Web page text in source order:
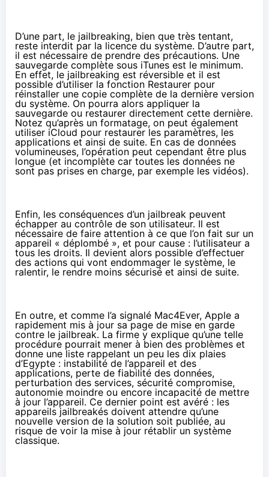
D’une part, le jailbreaking, bien que très tentant,
reste interdit par la licence du système. D’autre part,
il est nécessaire de prendre des précautions. Une
sauvegarde complète sous iTunes est le minimum.
En effet, le jailbreaking est réversible et il est
possible d’utiliser la fonction Restaurer pour
réinstaller une copie complète de la dernière version
du système. On pourra alors appliquer la
sauvegarde ou restaurer directement cette dernière.
Notez qu’après un formatage, on peut également
utiliser iCloud pour restaurer les paramètres, les
applications et ainsi de suite. En cas de données
volumineuses, l’opération peut cependant être plus
longue (et incomplète car toutes les données ne
sont pas prises en charge, par exemple les vidéos).
Enfin, les conséquences d’un jailbreak peuvent
échapper au contrôle de son utilisateur. Il est
nécessaire de faire attention à ce que l’on fait sur un
appareil « déplombé », et pour cause : l’utilisateur a
tous les droits. Il devient alors possible d’effectuer
des actions qui vont endommager le système, le
ralentir, le rendre moins sécurisé et ainsi de suite.
En outre, et comme l’a signalé Mac4Ever, Apple a
rapidement mis à jour sa page de mise en garde
contre le jailbreak. La firme y explique qu’une telle
procédure pourrait mener à bien des problèmes et
donne une liste rappelant un peu les dix plaies
d’Egypte : instabilité de l’appareil et des
applications, perte de fiabilité des données,
perturbation des services, sécurité compromise,
autonomie moindre ou encore incapacité de mettre
à jour l’appareil. Ce dernier point est avéré : les
appareils jailbreakés doivent attendre qu’une
nouvelle version de la solution soit publiée, au
risque de voir la mise à jour rétablir un système
classique.